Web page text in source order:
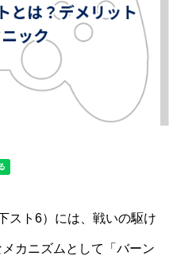
スト6）には、戦いの駆け
カニズムとして「バーン